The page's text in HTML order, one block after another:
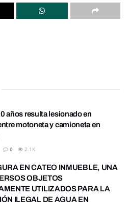
años resulta lesionado en
motoneta y camioneta en
0 2.1K
EN CATEO INMUEBLE, UNA
OBJETOS
UTILIZADOS PARA LA
ILEGAL DE AGUA EN